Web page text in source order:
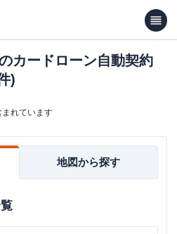
カードローン自動契約
)
れています
地図から探す